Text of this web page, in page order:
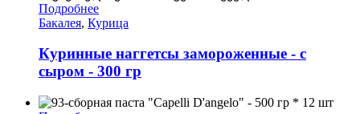
Подробнее
Бакалея, Курица
Куринные наггетсы замороженные - с
сыром - 300 гр